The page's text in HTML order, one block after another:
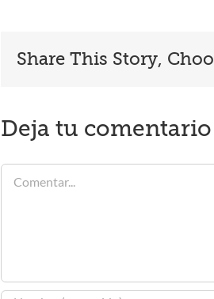
Share This Story,
Deja tu comentario
Comentar